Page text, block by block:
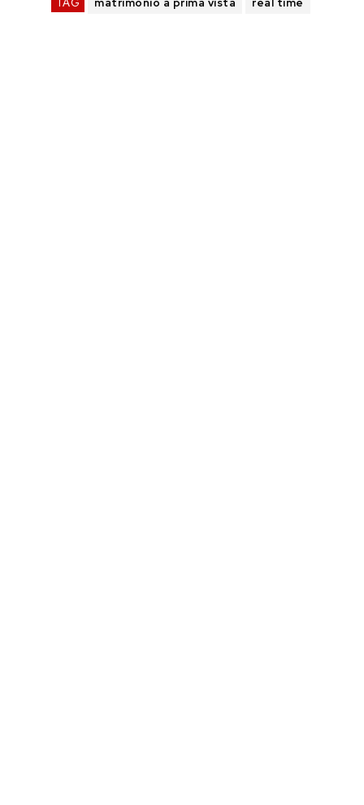
TAG matrimonio a prima vista real time